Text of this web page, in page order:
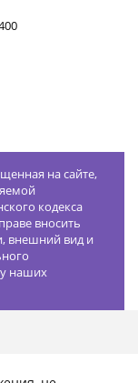
на сайте,
кодекса
вносить
внешний вид и
у наших